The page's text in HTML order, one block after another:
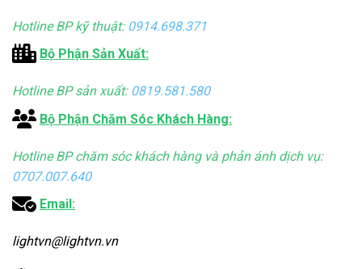
Hotline BP kỹ thuật: 0914.698.371
Bộ Phận Sản Xuất:
Hotline BP sản xuất: 0819.581.580
Bộ Phận Chăm Sóc Khách Hàng:
Hotline BP chăm sóc khách hàng và phản ánh dịch vụ:
0707.007.640
Email:
lightvn@lightvn.vn